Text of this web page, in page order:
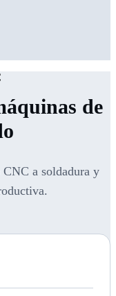
de
a soldadura y